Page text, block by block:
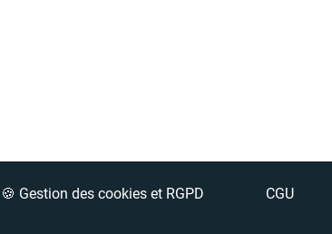
🍪 Gestion des cookies et RGPD CGU